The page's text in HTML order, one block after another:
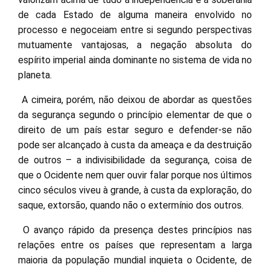
de cada Estado de alguma maneira envolvido no
processo e negoceiam entre si segundo perspectivas
mutuamente vantajosas, a negação absoluta do
espírito imperial ainda dominante no sistema de vida no
planeta.
A cimeira, porém, não deixou de abordar as questões
da segurança segundo o princípio elementar de que o
direito de um país estar seguro e defender-se não
pode ser alcançado à custa da ameaça e da destruição
de outros – a indivisibilidade da segurança, coisa de
que o Ocidente nem quer ouvir falar porque nos últimos
cinco séculos viveu à grande, à custa da exploração, do
saque, extorsão, quando não o extermínio dos outros.
O avanço rápido da presença destes princípios nas
relações entre os países que representam a larga
maioria da população mundial inquieta o Ocidente, de